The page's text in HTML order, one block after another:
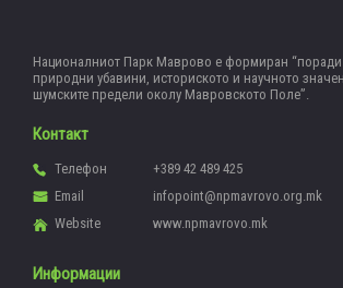
Националниот Парк Маврово е формиран “поради
природни убавини, историското и научното
шумските предели околу Мавровското Поле”.
Контакт
Телефон
+389 42 489 425
Email
infopoint@npmavrovo.org.mk
Website
www.npmavrovo.mk
Информации